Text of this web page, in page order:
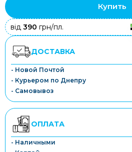
Купить
від 390 грн/пл.
ДОСТАВКА
- Новой Почтой
- Курьером по Днепру
- Самовывоз
ОПЛАТА
- Наличными